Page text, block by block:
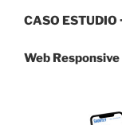
CASO ESTUDIO
Web